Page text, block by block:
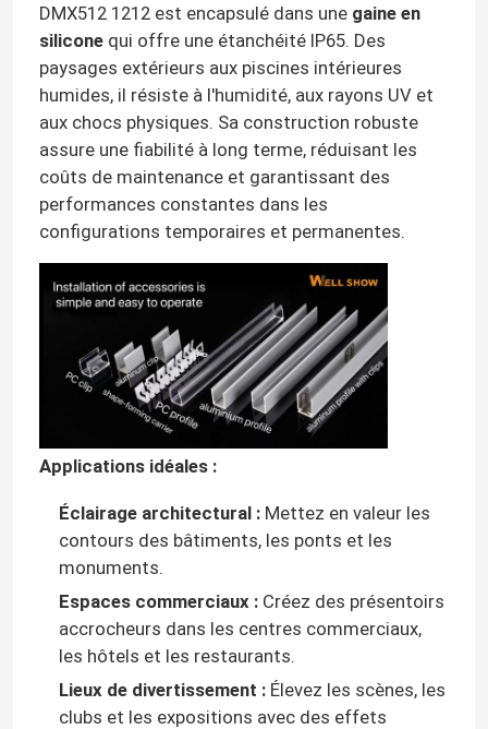
Lumière de joint de mur de LED
Sous l'éclairage de l'étagère LED
Rail de lumière de voie de LED
profil en aluminium mené
lumière accrochante linéaire menée
Panneau acrylique de LGP
Lampe souterraine de LED
Alimentation d'énergie de module de LED
Accessoires de capteur de LED
DMX512 1212 est encapsulé dans une gaine en
siliconequi offre une étanchéité IP65. Des
paysages extérieurs aux piscines intérieures
humides, il résiste à l'humidité, aux rayons UV et
aux chocs physiques. Sa construction robuste
assure une fiabilité à long terme, réduisant les
coûts de maintenance et garantissant des
performances constantes dans les
configurations temporaires et permanentes.
Applications idéales :
Éclairage architectural :Mettez en valeur les
contours des bâtiments, les ponts et les
monuments.
Espaces commerciaux :Créez des présentoirs
accrocheurs dans les centres commerciaux,
les hôtels et les restaurants.
Lieux de divertissement :Élevez les scènes, les
clubs et les expositions avec des effets